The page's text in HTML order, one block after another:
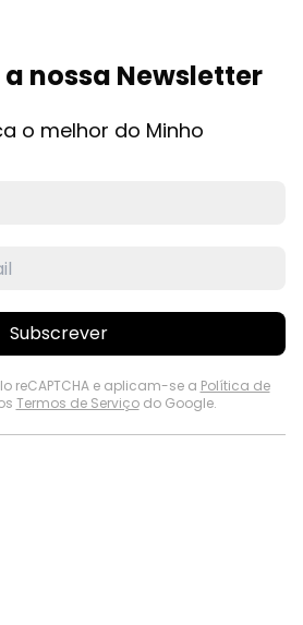
nossa Newsletter
o melhor do Minho
Subscrever
reCAPTCHA e aplicam-se a Política de
Termos de Serviçodo Google.